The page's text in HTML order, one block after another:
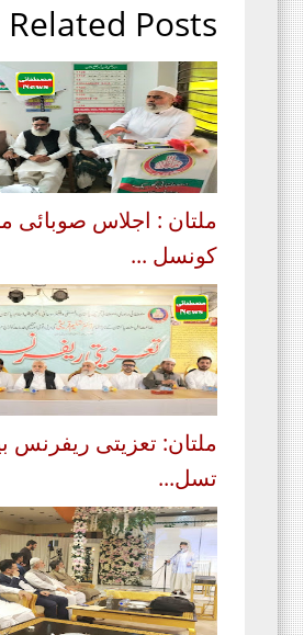
Related Posts
ملتان : اجلاس صوبائی
کونسل ...
ملتان: تعزیتی ریفرنس
تسل...